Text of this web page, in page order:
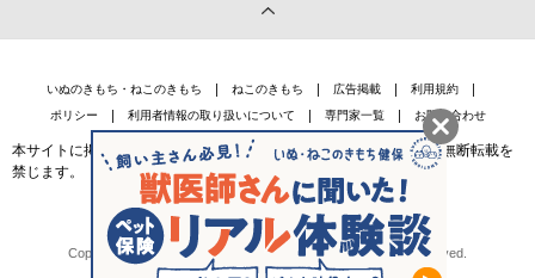
いぬのきもち・ねこのきもち ねこのきもち 広告掲載
利用規約
ポリシー
利用者情報の取り扱いについて 専門家一覧 お問い合わせ
本サイトに掲載されている記事・写真・イラスト等のコンテンツの無断転載を
禁じます。
会社案内 個人情報保護法に基づく公表事項等
Copyright © Benesse Style Care Group Co.,Ltd. All Rights Reserved.